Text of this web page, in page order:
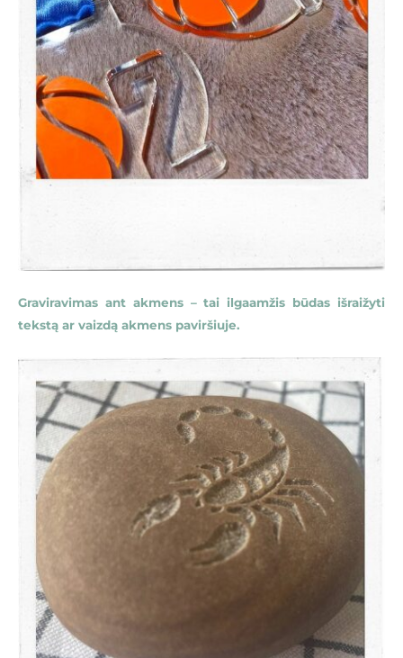
Graviravimas ant akmens – tai ilgaamžis būdas išraižyti
tekstą ar vaizdą akmens paviršiuje.